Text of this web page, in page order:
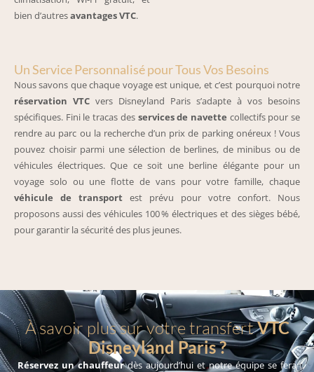
bien d’autresavantages VTC.
Un Service Personnalisé pour Tous Vos Besoins
Nous savons que chaque voyage est unique, et c’est pourquoi notre
réservation VTC vers Disneyland Paris s’adapte à vos besoins
spécifiques. Fini le tracas des services de navette collectifs pour se
rendre au parc ou la recherche d’un prix de parking onéreux ! Vous
pouvez choisir parmi une sélection de berlines, de minibus ou de
véhicules électriques. Que ce soit une berline élégante pour un
voyage solo ou une flotte de vans pour votre famille, chaque
véhicule de transport est prévu pour votre confort. Nous
proposons aussi des véhicules 100 % électriques et des sièges bébé,
pour garantir la sécurité des plus jeunes.
À savoir plus sur votre transfertVTC
Disneyland Paris ?
Réservez un chauffeurdès aujourd’hui et notre équipe se fera